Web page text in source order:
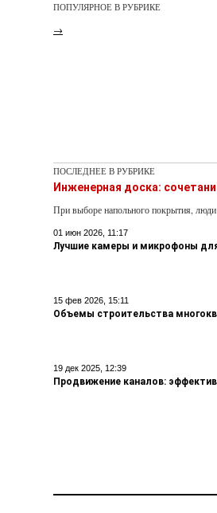
ПОПУЛЯРНОЕ В РУБРИКЕ
→
ПОСЛЕДНЕЕ В РУБРИКЕ
Инженерная доска:
При выборе напольного покрытия,
01 июн 2026, 11:17
Лучшие камеры и микрофоны
15 фев 2026, 15:11
Объемы строительства
19 дек 2025, 12:39
Продвижение каналов: